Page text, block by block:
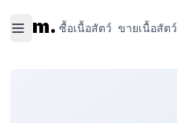
m. ซื้อเนื้อสัตว์ ขายเนื้อสัตว์
สัตว์
สัตว์